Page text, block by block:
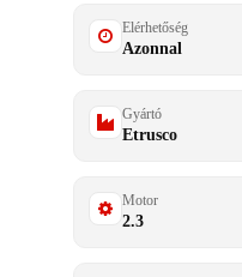
Elérhetőség
Azonnal
Gyártó
Etrusco
Motor
2.3